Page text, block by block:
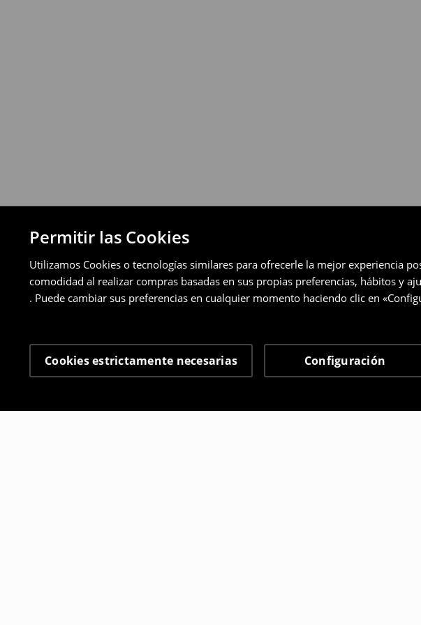
Permitir las Cookies
Utilizamos Cookies o tecnologías similares para ofrecerle la mejor experiencia
comodidad al realizar compras basadas en sus propias preferencias, hábitos y
. Puede cambiar sus preferencias en cualquier momento haciendo clic en
Cookies estrictamente necesarias Configuración